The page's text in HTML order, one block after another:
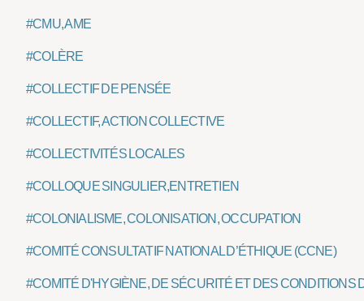
#CMU, AME
#COLÈRE
#COLLECTIF DE PENSÉE
#COLLECTIF, ACTION COLLECTIVE
#COLLECTIVITÉS LOCALES
#COLLOQUE SINGULIER,ENTRETIEN
#COLONIALISME, COLONISATION, OCCUPATION
#COMITÉ CONSULTATIF NATIONAL D’ÉTHIQUE (CCNE)
#COMITÉ D'HYGIÈNE, DE SÉCURITÉ ET DES CONDITIONS